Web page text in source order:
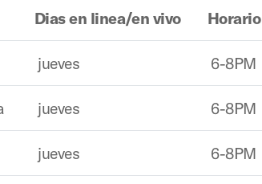
Dias en linea/en vivo Horario
jueves 6-8PM
jueves 6-8PM
jueves 6-8PM